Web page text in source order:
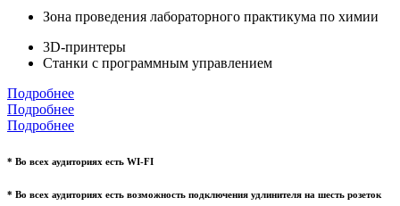
Зона проведения лабораторного практикума по химии
3D-принтеры
Станки с программным управлением
Подробнее
Подробнее
Подробнее
* Во всех аудиториях есть WI-FI
* Во всех аудиториях есть возможность подключения удлинителя на шесть розеток